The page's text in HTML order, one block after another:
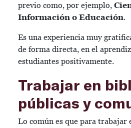
previo como, por ejemplo,
Información o Educación.
Es una experiencia muy
de forma directa, en el
estudiantes positivamente.
Trabajar en
públicas y
Lo común es que para trabajar